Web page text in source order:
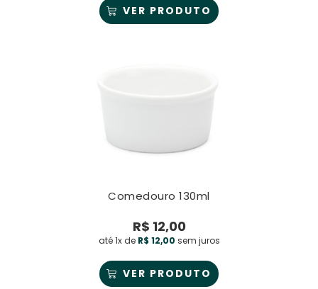
VER PRODUTO
Comedouro 130ml
R$ 12,00
até 1x de R$ 12,00 sem juros
VER PRODUTO